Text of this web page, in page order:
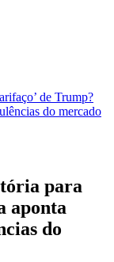
de Trump?
do mercado
para
aponta
do